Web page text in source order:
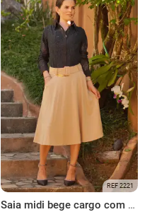
REF 2221
Saia midi bege cargo com bolsos